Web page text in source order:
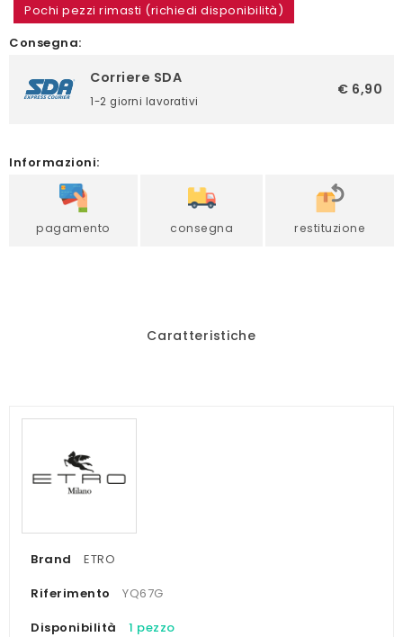
Pochi pezzi rimasti (richiedi disponibilità)
Consegna:
Corriere SDA
1-2 giorni lavorativi
€ 6,90
Informazioni:
pagamento consegna restituzione
Caratteristiche
Brand
ETRO
Riferimento
YQ67G
Disponibilità
1 pezzo